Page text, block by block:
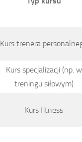
Kurs trenera
Kurs specjalizacji (np. w
treningu siłowym)
Kurs fitness